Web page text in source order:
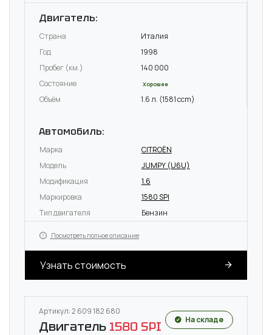
Двигатель:
Страна
Италия
Год
1998
Пробег (км.)
140 000
Состояние
Хорошее
Объём 1.6 л. (1581 ccm)
Автомобиль:
Марка
CITROËN
Модель
JUMPY (U6U)
Модификация
1.6
Маркировка
1580 SPI
Тип двигателя
Бензин
Посмотреть полное описание
Узнать стоимость
Артикул: 2 609 182 680
Двигатель 1580 SPI На складе